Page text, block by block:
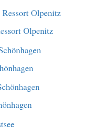
Olpenitz